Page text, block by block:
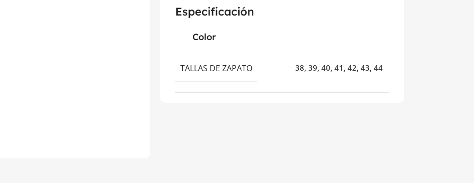
Especificación
Color
TALLAS DE ZAPATO 38, 39, 40, 41 , 42, 43, 44